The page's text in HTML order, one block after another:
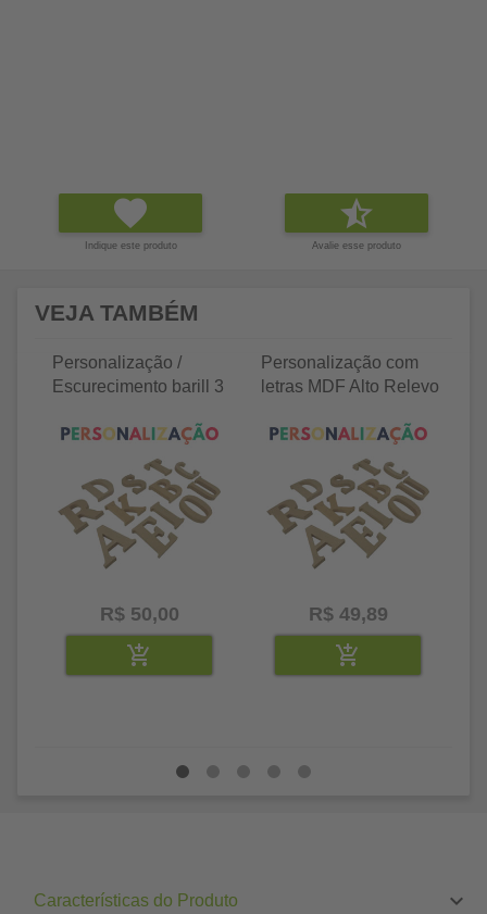
Indique este produto Avalie esse produto
VEJA TAMBÉM
Personalização /
Escurecimento barill 3
R$ 50,00
Personalização com
letras MDF Alto Relevo
R$ 49,89
Características do Produto